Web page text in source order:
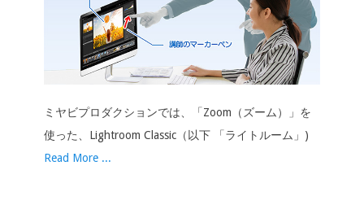
ミヤビプロダクションでは、「Zoom（ズーム）」を
使った、Lightroom Classic（以下 「ライトルーム」)
Read More ...